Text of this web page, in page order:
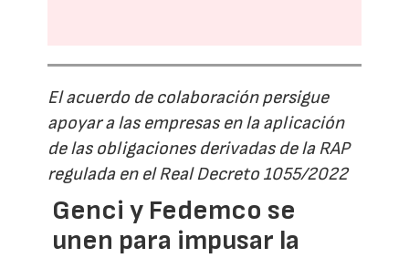
El acuerdo de colaboración persigue
apoyar a las empresas en la aplicación
de las obligaciones derivadas de la RAP
regulada en el Real Decreto 1055/2022
Genci y Fedemco se
unen para impusar la